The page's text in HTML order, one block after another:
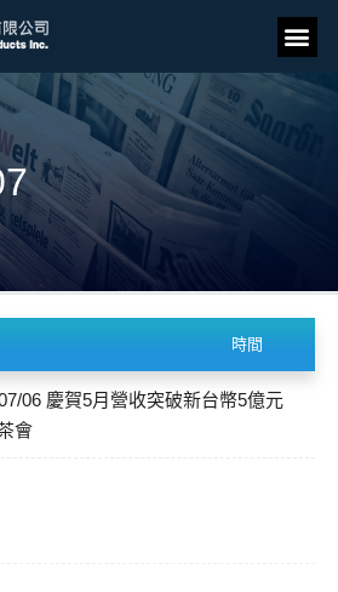
時間
06 慶賀5月營收突破新台幣5億元
會